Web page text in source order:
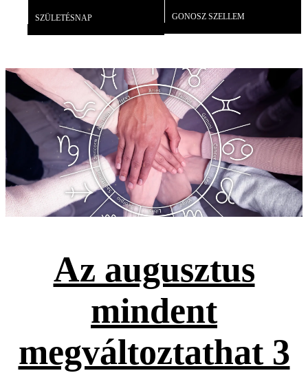
SZÜLETÉSNAP
GONOSZ SZELLEM
Az augusztus
mindent
megváltoztathat 3